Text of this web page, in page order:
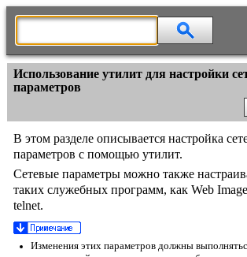
Использование утилит для настройки
параметров
В этом разделе описывается настройка
параметров с помощью утилит.
Сетевые параметры можно также
таких служебных программ, как Web
telnet.
Изменения этих параметров должны